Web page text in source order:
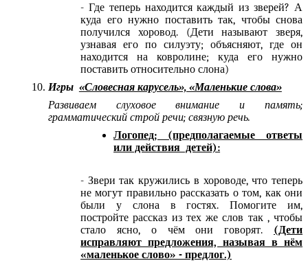
- Где теперь находится каждый из зверей? А
куда его нужно поставить так, чтобы снова
получился хоровод. (Дети называют зверя,
узнавая его по силуэту; объясняют, где он
находится на ковролине; куда его нужно
поставить относительно слона)
Игры «Словесная карусель», «Маленькие слова»
Развиваем слуховое внимание и память;
грамматический строй речи; связную речь.
Логопед; (предполагаемые ответы
или действия детей):
- Звери так кружились в хороводе, что теперь
не могут правильно рассказать о том, как они
были у слона в гостях. Помогите им,
постройте рассказ из тех же слов так , чтобы
стало ясно, о чём они говорят. (Дети
исправляют предложения, называя в нём
«маленькое слово» - предлог.)